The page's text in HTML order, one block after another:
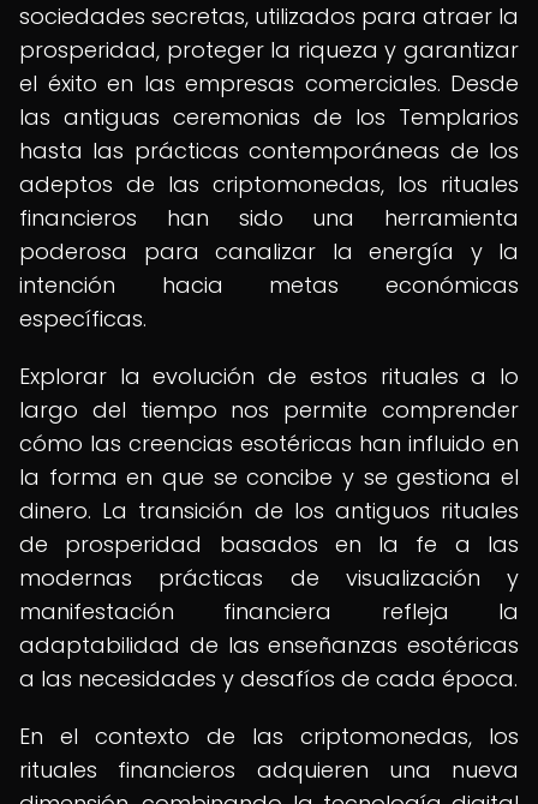
sociedades secretas, utilizados para atraer la
prosperidad, proteger la riqueza y garantizar
el éxito en las empresas comerciales. Desde
las antiguas ceremonias de los Templarios
hasta las prácticas contemporáneas de los
adeptos de las criptomonedas, los rituales
financieros han sido una herramienta
poderosa para canalizar la energía y la
intención hacia metas económicas
específicas.
Explorar la evolución de estos rituales a lo
largo del tiempo nos permite comprender
cómo las creencias esotéricas han influido en
la forma en que se concibe y se gestiona el
dinero. La transición de los antiguos rituales
de prosperidad basados en la fe a las
modernas prácticas de visualización y
manifestación financiera refleja la
adaptabilidad de las enseñanzas esotéricas
a las necesidades y desafíos de cada época.
En el contexto de las criptomonedas, los
rituales financieros adquieren una nueva